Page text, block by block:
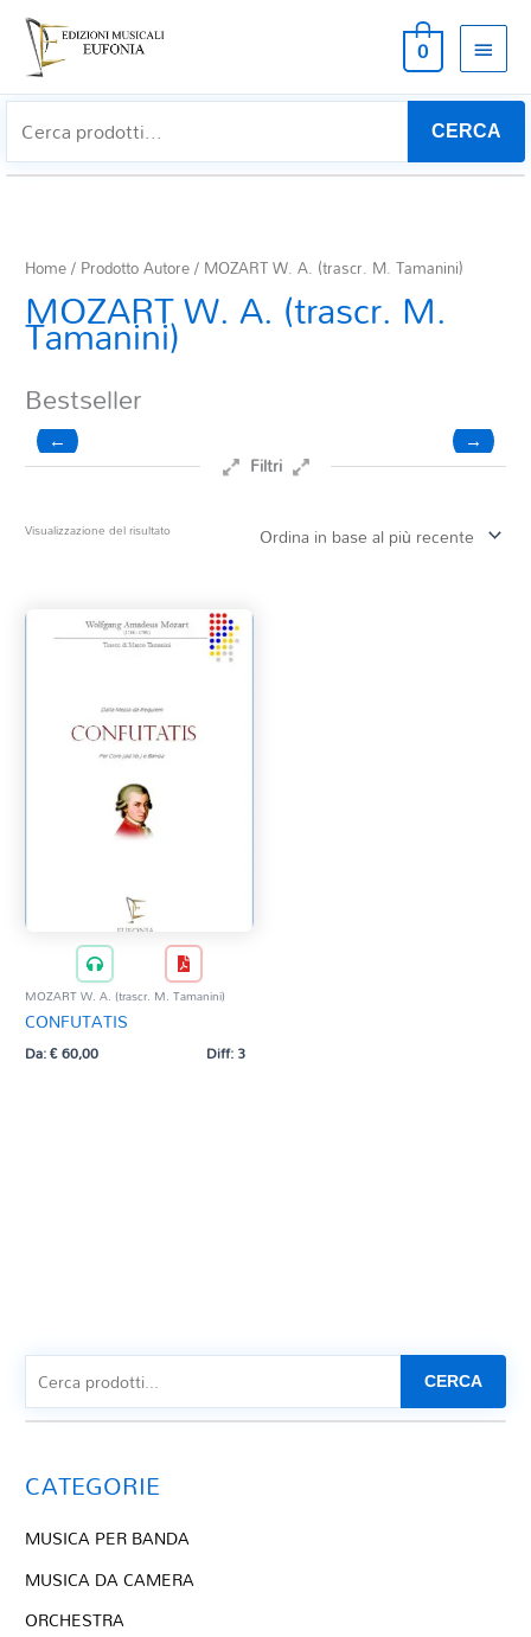
0
CERCA
Home/ Prodotto Autore / MOZART W. A. (trascr. M. Tamanini)
MOZART W. A. (trascr. M.
Tamanini)
Bestseller
← →
Filtri
Clarinetto basso
Composizioni originali
QR base
QR esecuzione
Trascrizioni e Arrangiamenti
Visualizzazione del risultato
MOZART W. A. (trascr. M. Tamanini)
CONFUTATIS
Da:€60,00 Diff: 3
CERCA
CATEGORIE
MUSICA PER BANDA
MUSICA DA CAMERA
ORCHESTRA